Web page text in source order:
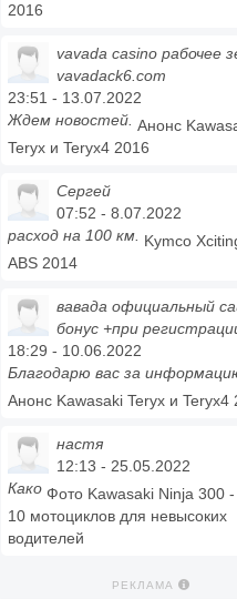
2016
vavada casino рабочее
vavadack6.com
23:51 - 13.07.2022
Ждем новостей. Анонс
Teryx и Teryx4 2016
Сергей
07:52 - 8.07.2022
расход на 100 км. Kymco
ABS 2014
вавада официальный
бонус +при
18:29 - 10.06.2022
Благодарю вас за
Анонс Kawasaki Teryx и Teryx4
настя
12:13 - 25.05.2022
Како Фото Kawasaki Ninja 300
10 мотоциклов для невысоких
водителей
РЕКЛАМА